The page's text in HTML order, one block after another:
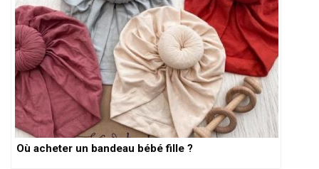
Où acheter un bandeau bébé fille ?